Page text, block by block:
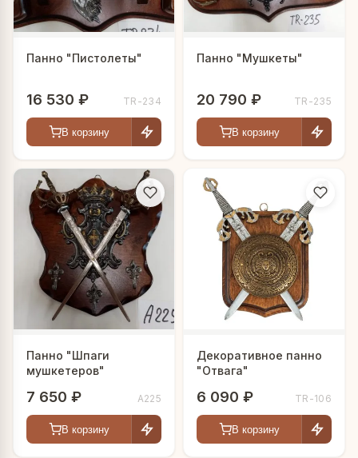
Панно "Пистолеты"
16 530 ₽ TR-234
В корзину
Панно "Мушкеты"
20 790 ₽ TR-235
В корзину
Панно "Шпаги
мушкетеров"
7 650 ₽ A225
В корзину
Декоративное панно
"Отвага"
6 090 ₽ TR-106
В корзину